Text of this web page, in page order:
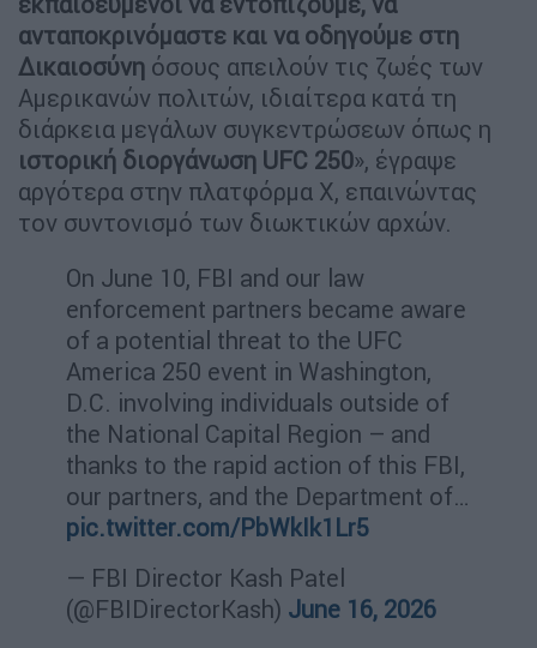
ανταποκρινόμαστε και να οδηγούμε στη
Δικαιοσύνη όσους απειλούν τις ζωές των
Αμερικανών πολιτών, ιδιαίτερα κατά τη
διάρκεια μεγάλων συγκεντρώσεων όπως η
ιστορική διοργάνωση UFC 250», έγραψε
αργότερα στην πλατφόρμα X, επαινώντας
τον συντονισμό των διωκτικών αρχών.
On June 10, FBI and our law
enforcement partners became aware
of a potential threat to the UFC
America 250 event in Washington,
D.C. involving individuals outside of
the National Capital Region – and
thanks to the rapid action of this FBI,
our partners, and the Department of…
pic.twitter.com/PbWkIk1Lr5
— FBI Director Kash Patel
(@FBIDirectorKash) June 16, 2026